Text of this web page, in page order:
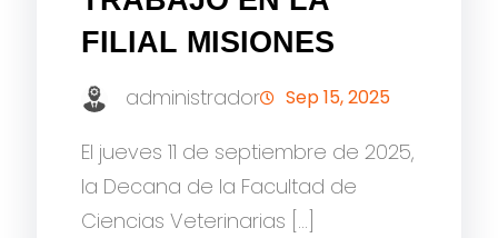
FILIAL MISIONES
administrador Sep 15, 2025
El jueves 11 de septiembre de 2025,
la Decana de la Facultad de
Ciencias Veterinarias […]